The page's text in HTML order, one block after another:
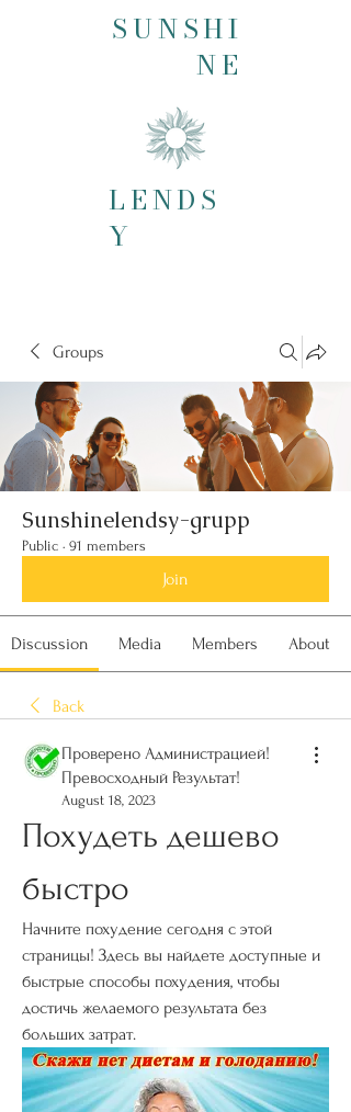
SUNSHI
NE
LENDS
Y
Groups
Sunshinelendsy-grupp
Public · 91 members
Join
Discussion Media Members About
Back
Проверено Администрацией!
Превосходный Результат!
August 18, 2023
Похудеть дешево
быстро
Начните похудение сегодня с этой
страницы! Здесь вы найдете доступные и
быстрые способы похудения, чтобы
достичь желаемого результата без
больших затрат.